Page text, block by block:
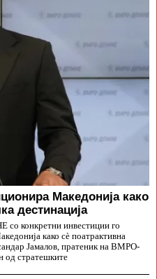
Македонија како
дестинација
конкретни инвестиции го
како сè поатрактивна
Јамалов, пратеник на ВМРО-
од стратешките